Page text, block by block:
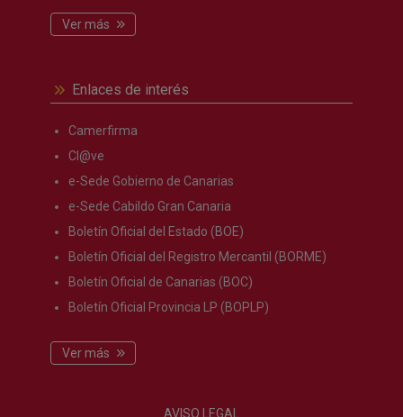
Ver más
Enlaces de interés
Camerfirma
Cl@ve
e-Sede Gobierno de Canarias
e-Sede Cabildo Gran Canaria
Boletín Oficial del Estado (BOE)
Boletín Oficial del Registro Mercantil (BORME)
Boletín Oficial de Canarias (BOC)
Boletín Oficial Provincia LP (BOPLP)
Ver más
AVISO LEGAL